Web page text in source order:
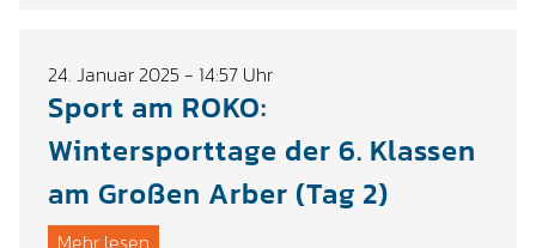
24. Januar 2025 - 14:57 Uhr
Sport am ROKO:
Wintersporttage der 6. Klassen
am Großen Arber (Tag 2)
Mehr lesen